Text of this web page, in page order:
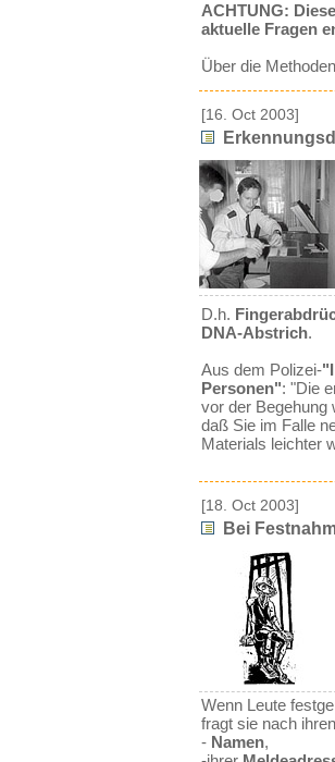
ACHTUNG:
aktuelle Fragen
Über die
[16. Oct 2003]
D.h.
DNA-Abstrich.
Aus dem Polizei-
Personen": "Die
vor der Begehung
daß Sie im Falle
Materials leichter
[18. Oct 2003]
Bei
Wenn Leute
fragt sie nach ihren
- Namen,